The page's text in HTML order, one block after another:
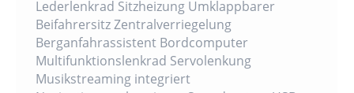
Lederlenkrad Sitzheizung Umklappbarer
Beifahrersitz Zentralverriegelung
Berganfahrassistent Bordcomputer
Multifunktionslenkrad Servolenkung
Musikstreaming integriert